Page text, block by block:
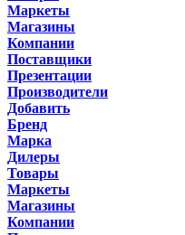
Маркеты
Магазины
Компании
Поставщики
Презентации
Производители
Добавить
Бренд
Марка
Дилеры
Товары
Маркеты
Магазины
Компании